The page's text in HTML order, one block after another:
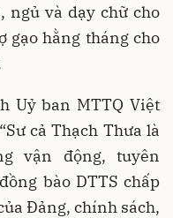
ngủ và dạy chữ cho
gạo hằng tháng cho
Uỷ ban MTTQ Việt
cả Thạch Thưa là
vận động, tuyên
bào DTTS chấp
Đảng, chính sách,